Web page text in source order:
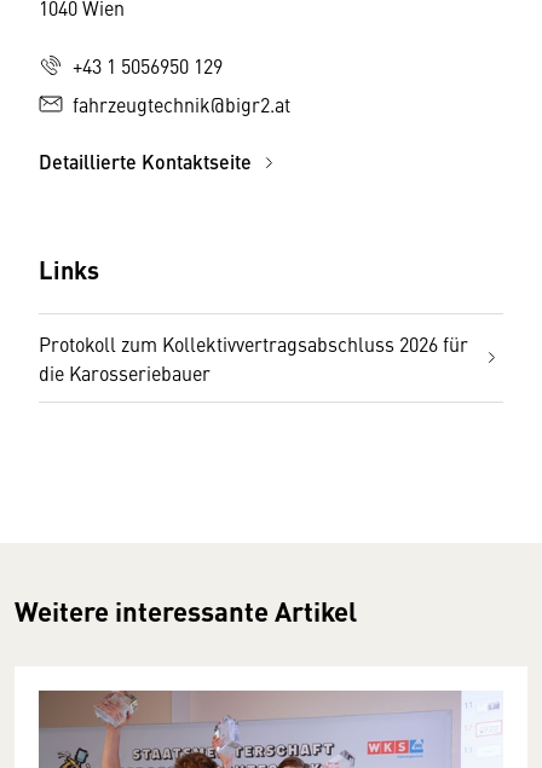
1040 Wien
+43 1 5056950 129
fahrzeugtechnik@bigr2.at
Detaillierte Kontaktseite
Links
Protokoll zum Kollektivvertragsabschluss 2026 für
die Karosseriebauer
Weitere interessante Artikel